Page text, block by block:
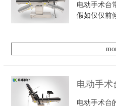
电动手术台
假如仅仅前
就阐明紧
判别电磁阀
三用表量测
电动手术
电动手术台